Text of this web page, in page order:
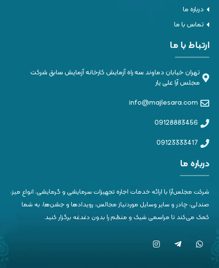
درباره ما
تماس با ما
ارتباط با ما
تهران خیابان دماوند سه راه آزمایش کارخانه آزمایش سابق شرکت
مجلس آرا علی یار
info@majlesara.com
09128883456
09123333417
درباره ما
شرکت مجلس‌آرا با ارائه خدمات اجاره تجهیزات سرمایشی و گرمایشی، انواع میز،
صندلی، چادر و سایر وسایل موردنیاز مجالس، رویدادها و جشن‌ها، به شما
کمک می‌کند تا مراسمی شیک و منظم را بدون دغدغه برگزار کنید.